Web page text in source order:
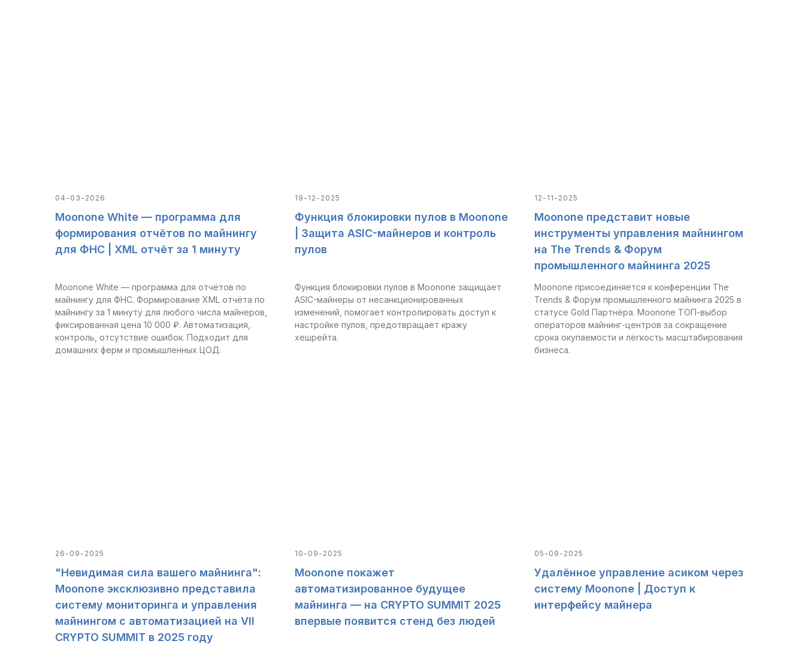
04-03-2026
Moonone White — программа для
формирования отчётов по майнингу
для ФНС | XML отчёт за 1 минуту
Moonone White — программа для отчётов по
майнингу для ФНС. Формирование XML отчёта по
майнингу за 1 минуту для любого числа майнеров,
фиксированная цена 10 000 ₽. Автоматизация,
контроль, отсутствие ошибок. Подходит для
домашних ферм и промышленных ЦОД.
19-12-2025
Функция блокировки пулов в Moonone
| Защита ASIC-майнеров и контроль
пулов
Функция блокировки пулов в Moonone защищает
ASIC-майнеры от несанкционированных
изменений, помогает контролировать доступ к
настройке пулов, предотвращает кражу
хешрейта.
12-11-2025
Moonone представит новые
инструменты управления майнингом
на The Trends & Форум
промышленного майнинга 2025
Moonone присоединяется к конференции The
Trends & Форум промышленного майнинга 2025 в
статусе Gold Партнёра. Moonone ТОП-выбор
операторов майнинг-центров за сокращение
срока окупаемости и лёгкость масштабирования
бизнеса.
26-09-2025
"Невидимая сила вашего майнинга":
Moonone эксклюзивно представила
систему мониторинга и управления
майнингом с автоматизацией на VII
CRYPTO SUMMIT в 2025 году
10-09-2025
Moonone покажет
автоматизированное будущее
майнинга — на CRYPTO SUMMIT 2025
впервые появится стенд без людей
05-09-2025
Удалённое управление асиком через
систему Moonone | Доступ к
интерфейсу майнера